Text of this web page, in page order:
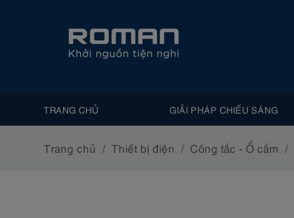
TRANG CHỦ GIẢI PHÁP CHIẾU SÁNG
Trang chủ Thiết bị điện Công tắc - Ổ cắm